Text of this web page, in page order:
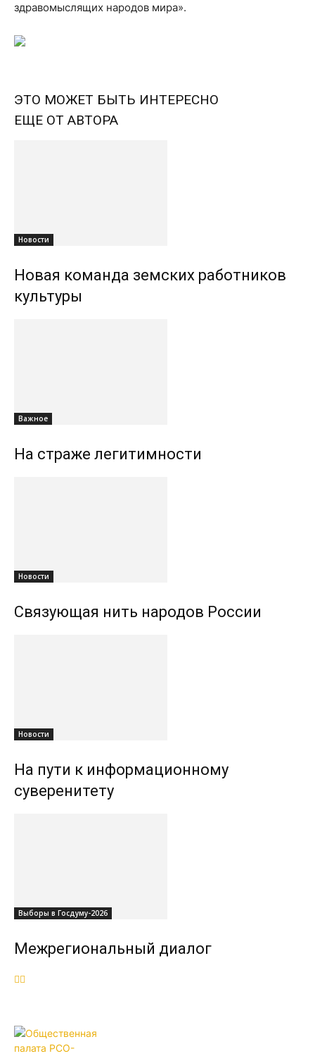
здравомыслящих народов мира».
ЭТО МОЖЕТ БЫТЬ ИНТЕРЕСНО
ЕЩЕ ОТ АВТОРА
Новости
Новая команда земских работников
культуры
Важное
На страже легитимности
Новости
Связующая нить народов России
Новости
На пути к информационному
суверенитету
Выборы в Госдуму-2026
Межрегиональный диалог